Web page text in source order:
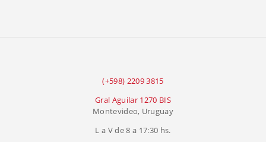
(+598) 2209 3815
Gral Aguilar 1270 BIS
Montevideo, Uruguay
L a V de 8 a 17:30 hs.